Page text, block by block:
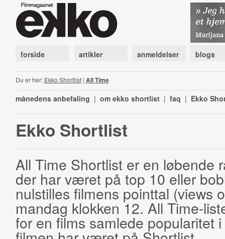
forside artikler anmeldelser blogs
Du er her: Ekko Shortlist| All Time
månedens anbefaling | om ekko shortlist | faq | Ekko
Ekko Shortlist
All Time Shortlist er en løbende
der har været på top 10 eller
nulstilles filmens pointtal (views
mandag klokken 12. All Time-
for en films samlede popularitet